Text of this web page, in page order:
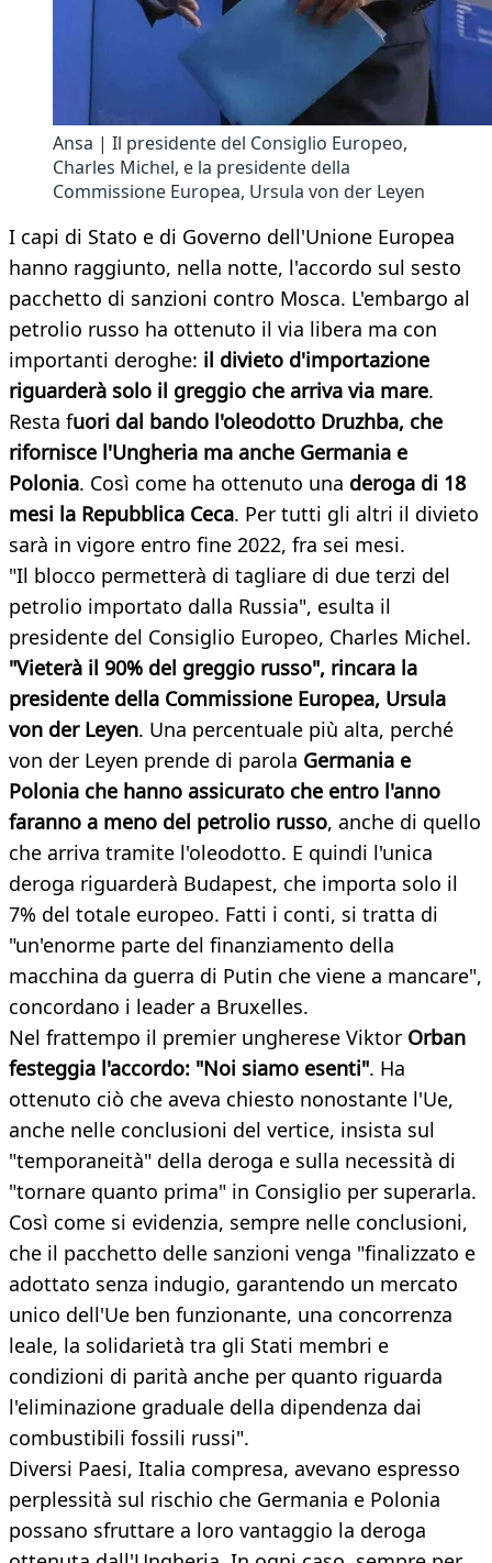
Ansa | Il presidente del Consiglio Europeo,
Charles Michel, e la presidente della
Commissione Europea, Ursula von der Leyen
I capi di Stato e di Governo dell'Unione Europea
hanno raggiunto, nella notte, l'accordo sul sesto
pacchetto di sanzioni contro Mosca. L'embargo al
petrolio russo ha ottenuto il via libera ma con
importanti deroghe: il divieto d'importazione
riguarderà solo il greggio che arriva via mare.
Resta fuori dal bando l'oleodotto Druzhba, che
rifornisce l'Ungheria ma anche Germania e
Polonia. Così come ha ottenuto una deroga di 18
mesi la Repubblica Ceca. Per tutti gli altri il divieto
sarà in vigore entro fine 2022, fra sei mesi.
"Il blocco permetterà di tagliare di due terzi del
petrolio importato dalla Russia", esulta il
presidente del Consiglio Europeo, Charles Michel.
"Vieterà il 90% del greggio russo", rincara la
presidente della Commissione Europea, Ursula
von der Leyen. Una percentuale più alta, perché
von der Leyen prende di parola Germania e
Polonia che hanno assicurato che entro l'anno
faranno a meno del petrolio russo, anche di quello
che arriva tramite l'oleodotto. E quindi l'unica
deroga riguarderà Budapest, che importa solo il
7% del totale europeo. Fatti i conti, si tratta di
"un'enorme parte del finanziamento della
macchina da guerra di Putin che viene a mancare",
concordano i leader a Bruxelles.
Nel frattempo il premier ungherese Viktor Orban
festeggia l'accordo: "Noi siamo esenti". Ha
ottenuto ciò che aveva chiesto nonostante l'Ue,
anche nelle conclusioni del vertice, insista sul
"temporaneità" della deroga e sulla necessità di
"tornare quanto prima" in Consiglio per superarla.
Così come si evidenzia, sempre nelle conclusioni,
che il pacchetto delle sanzioni venga "finalizzato e
adottato senza indugio, garantendo un mercato
unico dell'Ue ben funzionante, una concorrenza
leale, la solidarietà tra gli Stati membri e
condizioni di parità anche per quanto riguarda
l'eliminazione graduale della dipendenza dai
combustibili fossili russi".
Diversi Paesi, Italia compresa, avevano espresso
perplessità sul rischio che Germania e Polonia
possano sfruttare a loro vantaggio la deroga